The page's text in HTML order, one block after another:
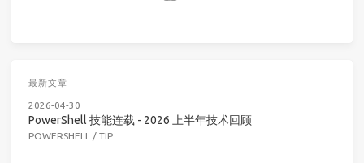
最新文章
2026-04-30
PowerShell 技能连载 - 2026 上半年技术回顾
POWERSHELL / TIP